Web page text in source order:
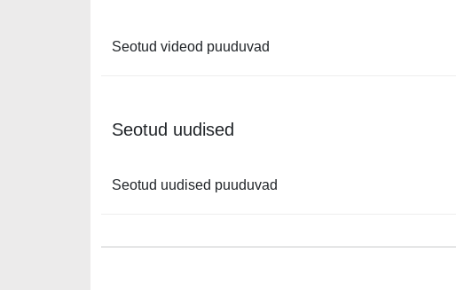
Seotud videod puuduvad
Seotud uudised
Seotud uudised puuduvad